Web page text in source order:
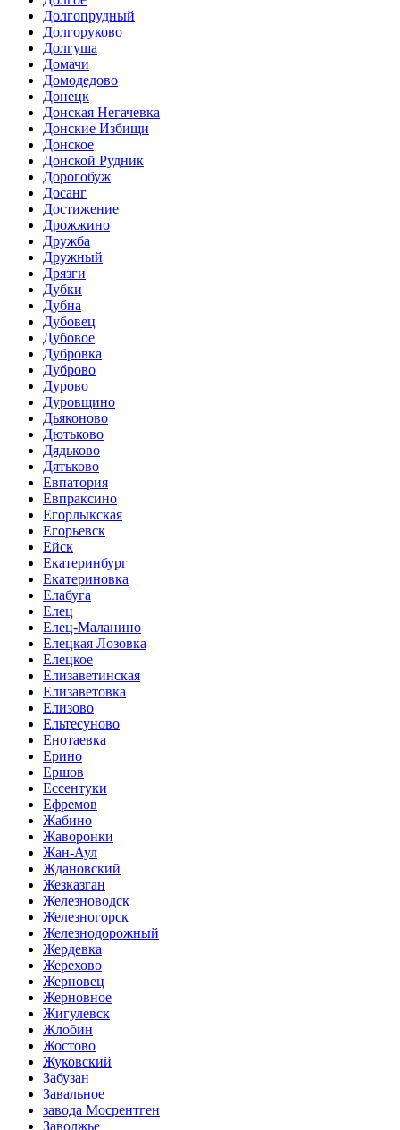
Долгопрудный
Долгоруково
Долгуша
Домачи
Домодедово
Донецк
Донская Негачевка
Донские Избищи
Донское
Донской Рудник
Дорогобуж
Досанг
Достижение
Дрожжино
Дружба
Дружный
Дрязги
Дубки
Дубна
Дубовец
Дубовое
Дубровка
Дуброво
Дурово
Дуровщино
Дьяконово
Дютьково
Дядьково
Дятьково
Евпатория
Евпраксино
Егорлыкская
Егорьевск
Ейск
Екатеринбург
Екатериновка
Елабуга
Елец
Елец-Маланино
Елецкая Лозовка
Елецкое
Елизаветинская
Елизаветовка
Елизово
Ельтесуново
Енотаевка
Ерино
Ершов
Ессентуки
Ефремов
Жабино
Жаворонки
Жан-Аул
Ждановский
Жезказган
Железноводск
Железногорск
Железнодорожный
Жердевка
Жерехово
Жерновец
Жерновное
Жигулевск
Жлобин
Жостово
Жуковский
Забузан
Завальное
завода Мосрентген
Заволжье